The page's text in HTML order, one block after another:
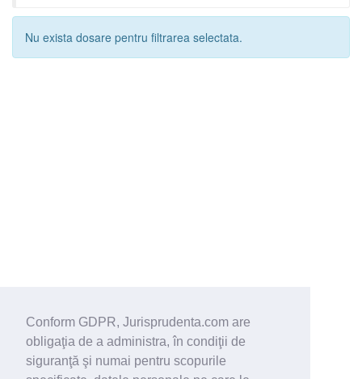
Conform GDPR, Jurisprudenta.com are
obligaţia de a administra, în condiţii de
siguranţă şi numai pentru scopurile
Nu exista dosare pentru filtrarea selectata.